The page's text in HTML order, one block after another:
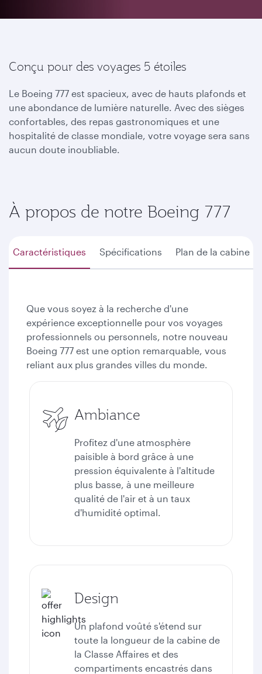
Conçu pour des voyages 5 étoiles
Le Boeing 777 est spacieux, avec de hauts plafonds et
une abondance de lumière naturelle. Avec des sièges
confortables, des repas gastronomiques et une
hospitalité de classe mondiale, votre voyage sera sans
aucun doute inoubliable.
À propos de notre Boeing 777
Caractéristiques Spécifications Plan de la cabine
Que vous soyez à la recherche d'une
expérience exceptionnelle pour vos voyages
professionnels ou personnels, notre nouveau
Boeing 777 est une option remarquable, vous
reliant aux plus grandes villes du monde.
Ambiance
Profitez d'une atmosphère
paisible à bord grâce à une
pression équivalente à l'altitude
plus basse, à une meilleure
qualité de l'air et à un taux
d'humidité optimal.
Design
Un plafond voûté s'étend sur
toute la longueur de la cabine de
la Classe Affaires et des
compartiments encastrés dans